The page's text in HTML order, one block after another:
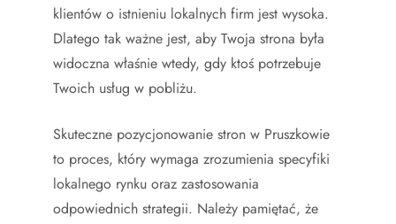
klientów o istnieniu lokalnych firm jest wysoka.
Dlatego tak ważne jest, aby Twoja strona była
widoczna właśnie wtedy, gdy ktoś potrzebuje
Twoich usług w pobliżu.
Skuteczne pozycjonowanie stron w Pruszkowie
to proces, który wymaga zrozumienia specyfiki
lokalnego rynku oraz zastosowania
odpowiednich strategii. Należy pamiętać, że